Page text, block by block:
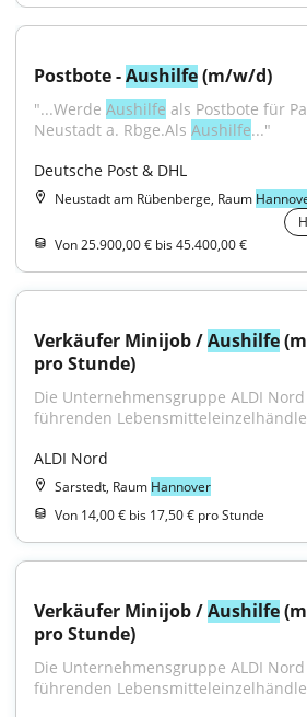
Postbote - Aushilfe (m/w/d)
"...Werde Aushilfe als Postbote für
Neustadt a. Rbge.Als Aushilfe..."
Deutsche Post & DHL
Neustadt am Rübenberge, Raum
Von 25.900,00 € bis 45.400,00 €
Verkäufer Minijob / Aushilfe
pro Stunde)
Die Unternehmensgruppe ALDI
führenden
ALDI Nord
Sarstedt, Raum Hannover
Von 14,00 € bis 17,50 € pro Stunde
Verkäufer Minijob / Aushilfe
pro Stunde)
Die Unternehmensgruppe ALDI
führenden